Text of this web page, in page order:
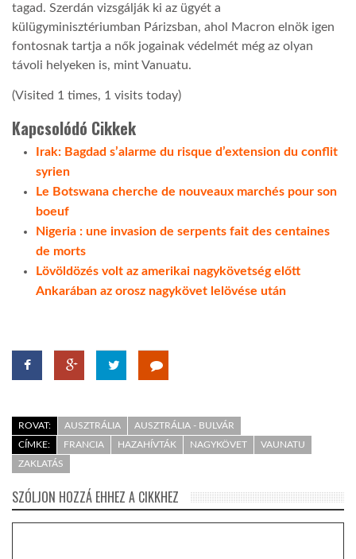
LATIMO.HU
GLOBOBOOK
tagad. Szerdán vizsgálják ki az ügyét a
külügyminisztériumban Párizsban, ahol Macron elnök igen
fontosnak tartja a nők jogainak védelmét még az olyan
távoli helyeken is, mint Vanuatu.
(Visited 1 times, 1 visits today)
Kapcsolódó Cikkek
Irak: Bagdad s’alarme du risque d’extension du conflit
syrien
Le Botswana cherche de nouveaux marchés pour son
boeuf
Nigeria : une invasion de serpents fait des centaines
de morts
Lövöldözés volt az amerikai nagykövetség előtt
Ankarában az orosz nagykövet lelövése után
ROVAT: AUSZTRÁLIA
AUSZTRÁLIA - BULVÁR
CÍMKE:
FRANCIA HAZAHÍVTÁK NAGYKÖVET
VAUNATU
ZAKLATÁS
SZÓLJON HOZZÁ EHHEZ A CIKKHEZ